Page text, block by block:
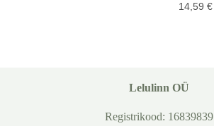
14,59 €
Lelulinn OÜ
Registrikood: 16839839